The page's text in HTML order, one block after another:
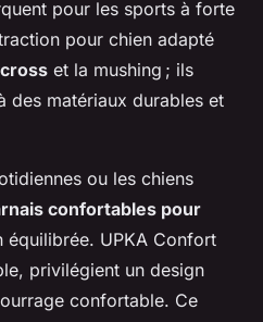
pour les sports à forte
pour chien adapté
et la mushing ; ils
des matériaux durables et
ou les chiens
confortables pour
équilibrée. UPKA Confort
privilégient un design
confortable. Ce